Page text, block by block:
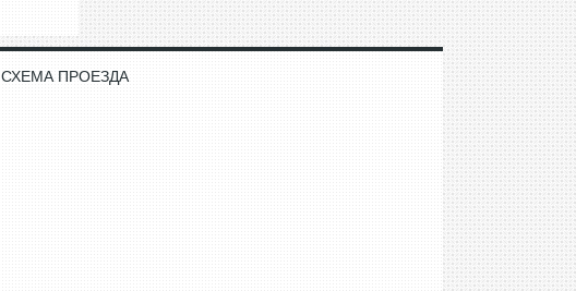
СХЕМА ПРОЕЗДА